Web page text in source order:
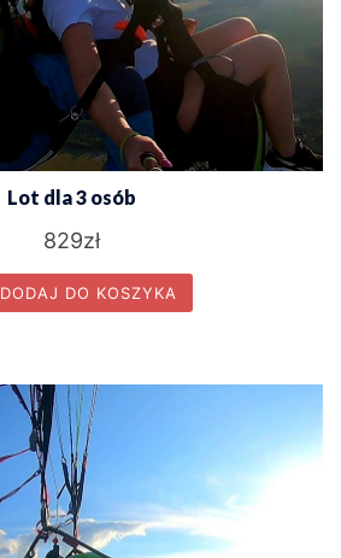
Lot dla 3 osób
829zł
DODAJ DO KOSZYKA